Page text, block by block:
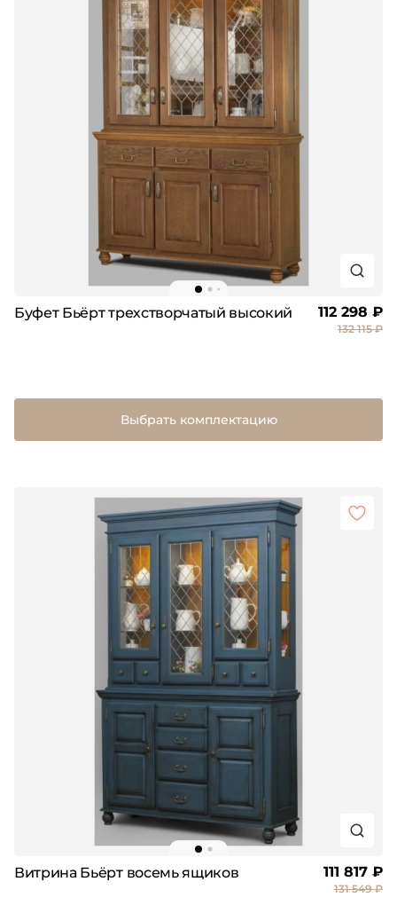
Буфет Бьёрт трехстворчатый высокий 112 298 ₽
132 115 ₽
Выбрать комплектацию
Витрина Бьёрт восемь ящиков 111 817 ₽
131 549 ₽